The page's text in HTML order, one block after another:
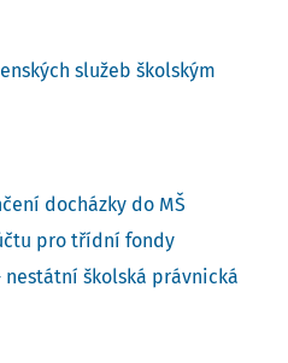
služeb školským
docházky do MŠ
pro třídní fondy
školská právnická